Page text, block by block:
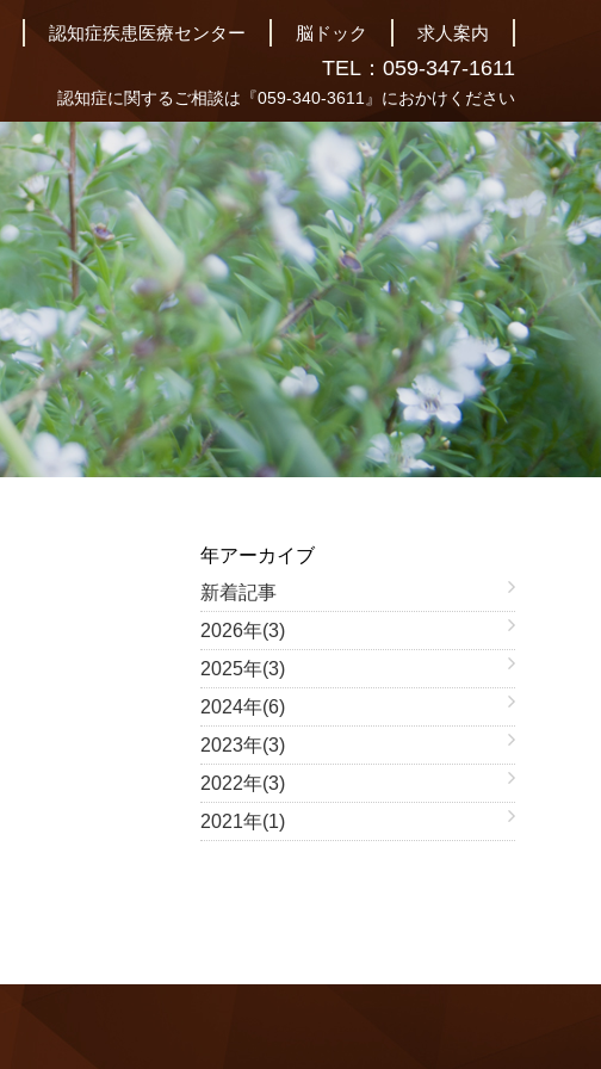
認知症疾患医療センター 脳ドック 求人案内
TEL：059-347-1611
認知症に関するご相談は『059-340-3611』におかけください
年アーカイブ
新着記事
2026年(3)
2025年(3)
2024年(6)
2023年(3)
2022年(3)
2021年(1)